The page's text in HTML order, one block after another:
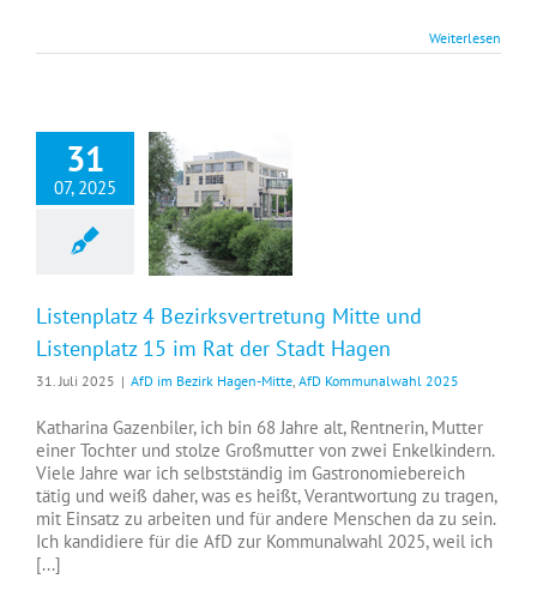
Weiterlesen
31
07, 2025
Listenplatz 4 Bezirksvertretung Mitte und
Listenplatz 15 im Rat der Stadt Hagen
31. Juli 2025 | AfD im Bezirk Hagen-Mitte, AfD Kommunalwahl 2025
Katharina Gazenbiler, ich bin 68 Jahre alt, Rentnerin, Mutter
einer Tochter und stolze Großmutter von zwei Enkelkindern.
Viele Jahre war ich selbstständig im Gastronomiebereich
tätig und weiß daher, was es heißt, Verantwortung zu tragen,
mit Einsatz zu arbeiten und für andere Menschen da zu sein.
Ich kandidiere für die AfD zur Kommunalwahl 2025, weil ich
[...]